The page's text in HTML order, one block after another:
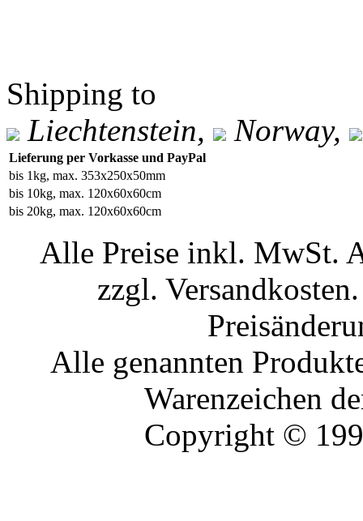
Shipping to
Liechtenstein,
Norway,
Lieferung per Vorkasse und PayPal
bis 1kg, max. 353x250x50mm
bis 10kg, max. 120x60x60cm
bis 20kg, max. 120x60x60cm
Alle Preise inkl. MwSt.
zzgl.
Alle genannten
Warenzeichen
Copyright ©